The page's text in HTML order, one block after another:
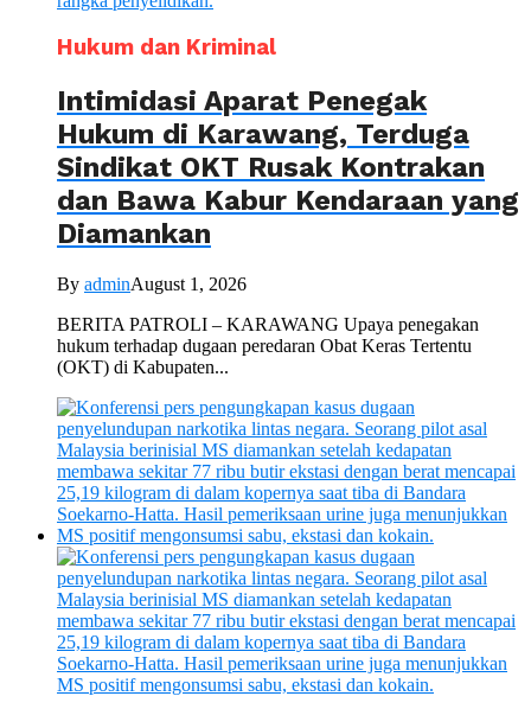
Hukum dan Kriminal
Intimidasi Aparat Penegak
Hukum di Karawang, Terduga
Sindikat OKT Rusak Kontrakan
dan Bawa Kabur Kendaraan yang
Diamankan
By adminAugust 1, 2026
BERITA PATROLI – KARAWANG Upaya penegakan
hukum terhadap dugaan peredaran Obat Keras Tertentu
(OKT) di Kabupaten...